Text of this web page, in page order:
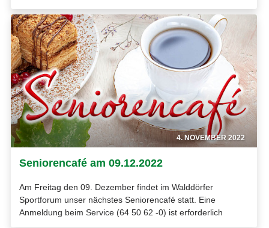
4. NOVEMBER 2022
Seniorencafé am 09.12.2022
Am Freitag den 09. Dezember findet im Walddörfer
Sportforum unser nächstes Seniorencafé statt. Eine
Anmeldung beim Service (64 50 62 -0) ist erforderlich